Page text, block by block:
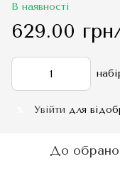
В наявності
629.00
Увійти для
До